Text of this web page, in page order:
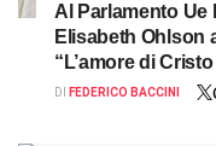
Al Parlamento Ue
Elisabeth Ohlson
“L’amore di
DI FEDERICO BACCINI